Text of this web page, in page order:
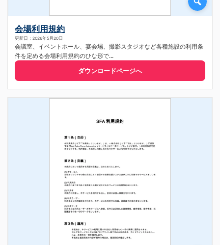
会場利用規約
更新日：2026年5月20日
会議室、イベントホール、宴会場、撮影スタジオなど各種施設の利用条
件を定める会場利用規約のひな形で...
ダウンロードページへ